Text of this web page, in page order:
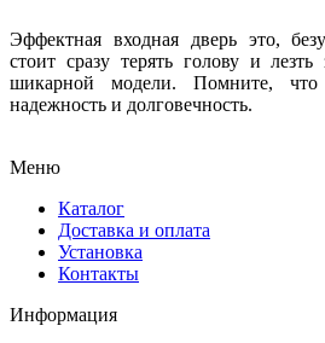
Эффектная входная дверь это,
стоит сразу терять голову и
шикарной модели. Помните, что
надежность и долговечность.
Меню
Каталог
Доставка и оплата
Установка
Контакты
Информация